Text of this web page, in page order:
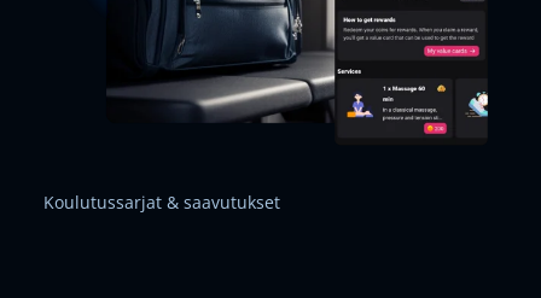
Koulutussarjat & saavutukset